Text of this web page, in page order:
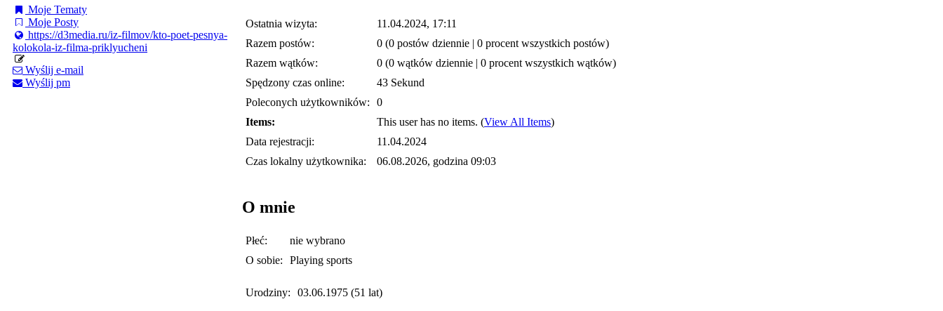
Moje Tematy
Moje Posty
https://d3media.ru/iz-filmov/kto-poet-pesnya-
kolokola-iz-filma-priklyucheni
Wyślij e-mail
Wyślij pm
Ostatnia wizyta:
11.04.2024, 17:11
Razem postów:
0 (0 postów dziennie | 0 procent wszystkich postów)
Razem wątków:
0 (0 wątków dziennie | 0 procent wszystkich wątków)
Spędzony czas online:
43 Sekund
Poleconych użytkowników:
0
Items:
This user has no items. (View All Items)
Data rejestracji:
11.04.2024
Czas lokalny użytkownika:
06.08.2026, godzina 09:03
O mnie
Płeć:
nie wybrano
O sobie:
Playing sports
Urodziny: 03.06.1975 (51 lat)